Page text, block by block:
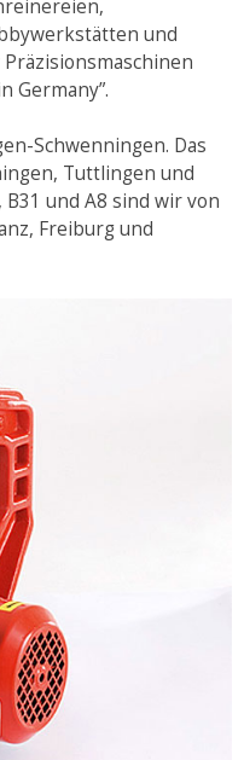
und
Germany”.
Schwenningen. Das
Tuttlingen und
B31 und A8 sind wir von
Freiburg und